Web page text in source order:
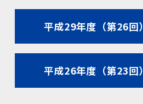
平成29年度（第26回）
平成26年度（第23回）